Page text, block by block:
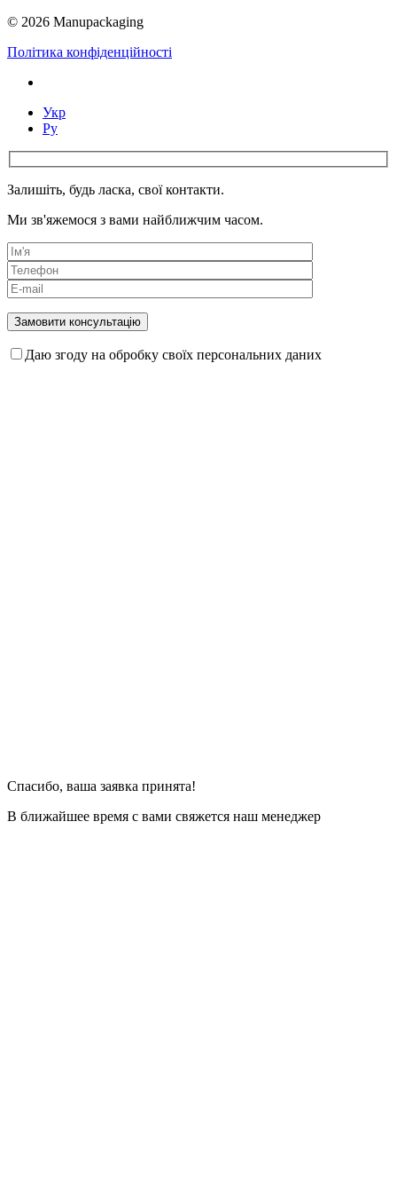
© 2026 Manupackaging
Політика конфіденційності
Укр
Ру
Залишіть, будь ласка, свої контакти.
Ми зв'яжемося з вами найближчим часом.
Даю згоду на обробку своїх персональних даних
Спасибо, ваша заявка принята!
В ближайшее время с вами свяжется наш менеджер